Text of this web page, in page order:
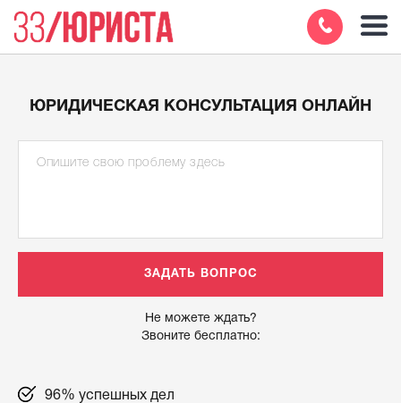
ЮРИДИЧЕСКАЯ КОНСУЛЬТАЦИЯ ОНЛАЙН
Не можете ждать?
Звоните бесплатно:
96% успешных дел